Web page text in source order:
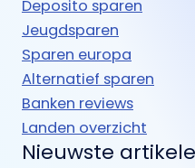
Deposito sparen
Jeugdsparen
Sparen europa
Alternatief sparen
Banken reviews
Landen overzicht
Nieuwste